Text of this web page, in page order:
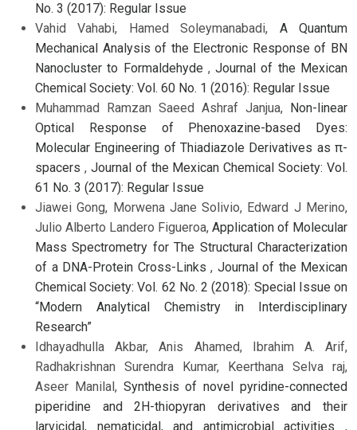
No. 3 (2017): Regular Issue
Vahid Vahabi, Hamed Soleymanabadi, A Quantum
Mechanical Analysis of the Electronic Response of BN
Nanocluster to Formaldehyde ,Journal of the Mexican
Chemical Society: Vol. 60 No. 1 (2016): Regular Issue
Muhammad Ramzan Saeed Ashraf Janjua,
Non-linear
Optical Response of Phenoxazine-based Dyes:
Molecular Engineering of Thiadiazole Derivatives as π-
spacers , Journal of the Mexican Chemical Society: Vol.
61 No. 3 (2017): Regular Issue
Jiawei Gong, Morwena Jane Solivio, Edward J Merino,
Julio Alberto Landero Figueroa, Application of Molecular
Mass Spectrometry for The Structural Characterization
of a DNA-Protein Cross-Links , Journal of the Mexican
Chemical Society: Vol. 62 No. 2 (2018): Special Issue on
“Modern Analytical Chemistry in Interdisciplinary
Research”
Idhayadhulla Akbar, Anis Ahamed, Ibrahim A. Arif,
Radhakrishnan Surendra Kumar, Keerthana Selva raj,
Aseer Manilal, Synthesis of novel pyridine-connected
piperidine and 2H-thiopyran derivatives and their
larvicidal, nematicidal, and antimicrobial activities ,